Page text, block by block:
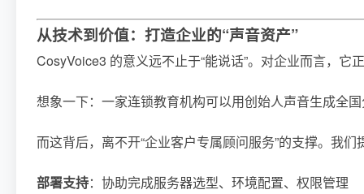
从技术到价值：打造企业的“声音资产”
CosyVoice3 的意义远不止于“能说话”。对企业而言，
想象一下：一家连锁教育机构可以用创始人声音生成全
而这背后，离不开“企业客户专属顾问服务”的支撑。我
部署支持：协助完成服务器选型、环境配置、权限管理